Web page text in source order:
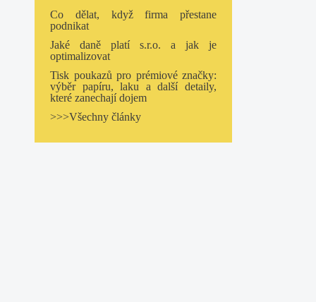
Co dělat, když firma přestane
podnikat
Jaké daně platí s.r.o. a jak je
optimalizovat
Tisk poukazů pro prémiové značky:
výběr papíru, laku a další detaily,
které zanechají dojem
>>>Všechny články